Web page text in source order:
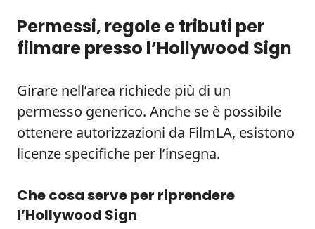
Permessi, regole e tributi per
filmare presso l’Hollywood Sign
Girare nell’area richiede più di un
permesso generico. Anche se è possibile
ottenere autorizzazioni da FilmLA, esistono
licenze specifiche per l’insegna.
Che cosa serve per riprendere
l’Hollywood Sign